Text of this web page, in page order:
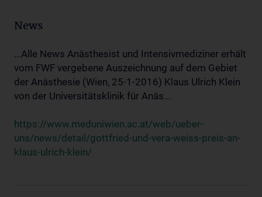
News
...Alle News Anästhesist und Intensivmediziner erhält
vom FWF vergebene Auszeichnung auf dem Gebiet
der Anästhesie (Wien, 25-1-2016) Klaus Ulrich Klein
von der Universitätsklinik für Anäs...
https://www.meduniwien.ac.at/web/ueber-
uns/news/detail/gottfried-und-vera-weiss-preis-an-
klaus-ulrich-klein/